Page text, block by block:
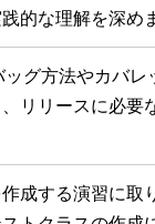
的な理解を深め
グ方法やカバ
リリースに必要
成する演習に